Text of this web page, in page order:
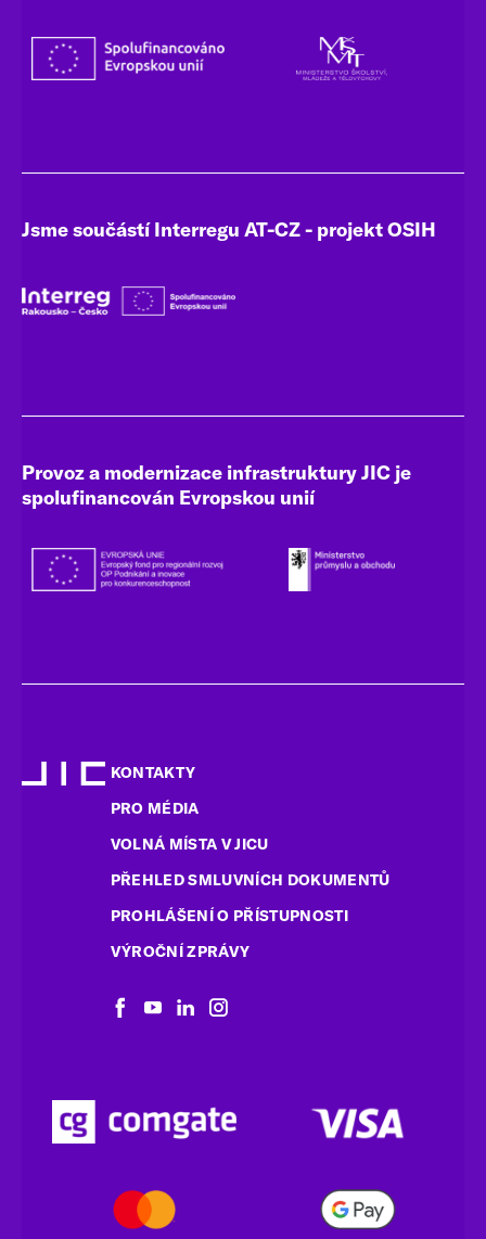
Jsme součástí Interregu AT-CZ - projekt OSIH
Provoz a modernizace infrastruktury JIC je
spolufinancován Evropskou unií
KONTAKTY
PRO MÉDIA
VOLNÁ MÍSTA V JICU
PŘEHLED SMLUVNÍCH DOKUMENTŮ
PROHLÁŠENÍ O PŘÍSTUPNOSTI
VÝROČNÍ ZPRÁVY